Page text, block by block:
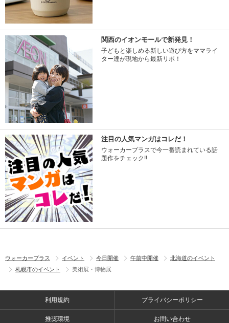
関西のイオンモールで新発見！
子どもと楽しめる新しい遊び方をママライ
ター達が現地から最新リポ！
注目の人気マンガはコレだ！
ウォーカープラスで今一番読まれている話
題作をチェック!!
ウォーカープラス イベント 今日開催 午前中開催
北海道のイベント
札幌市のイベント
美術展・博物展
利用規約 プライバシーポリシー
推奨環境 お問い合わせ